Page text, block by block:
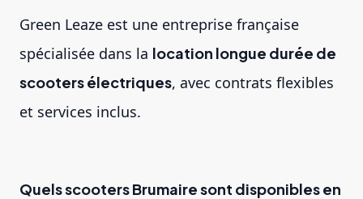
Green Leaze est une entreprise française
spécialisée dans la location longue durée de
scooters électriques, avec contrats flexibles
et services inclus.
Quels scooters Brumaire sont disponibles en